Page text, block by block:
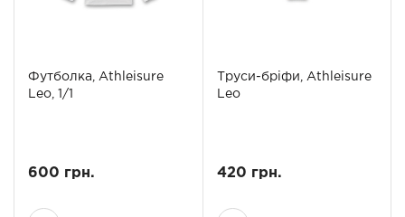
Футболка, Athleisure
Leo, 1/1
600 грн.
Труси-бріфи, Athleisure
Leo
420 грн.